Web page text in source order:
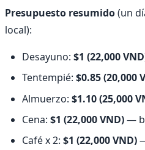
Presupuesto resumido(un
local):
Desayuno: $1 (22,000
Tentempié: $0.85 (20,000
Almuerzo: $1.10 (25,000
Cena: $1 (22,000 VND)—
Café x 2: $1 (22,000 VND)